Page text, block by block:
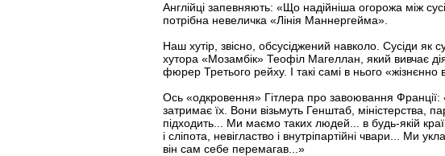
Англійці запевняють: «Що надійніша огорожа між
потрібна невеличка «Лінія Маннергейма».
Наш хутір, звісно, обсусіджений навколо. Сусіди
хутора «Мозамбік» Теофіл Магеллан, який вивчає
фюрер Третього рейху. І такі самі в нього
Ось «одкровення» Гітлера про завоювання
затримає їх. Вони візьмуть Генштаб, міністерства,
підходить... Ми маємо таких людей... в будь-якій
і сліпота, невігластво і внутріпартійні чвари...
він сам себе перемагав...»